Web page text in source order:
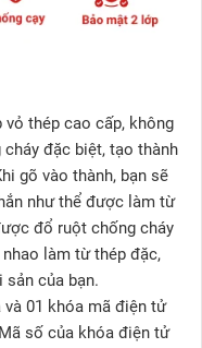
thép cao cấp, không
đặc biệt, tạo thành
gõ vào thành, bạn sẽ
như thể được làm từ
đổ ruột chống cháy
làm từ thép đặc,
của bạn.
01 khóa mã điện tử
số của khóa điện tử